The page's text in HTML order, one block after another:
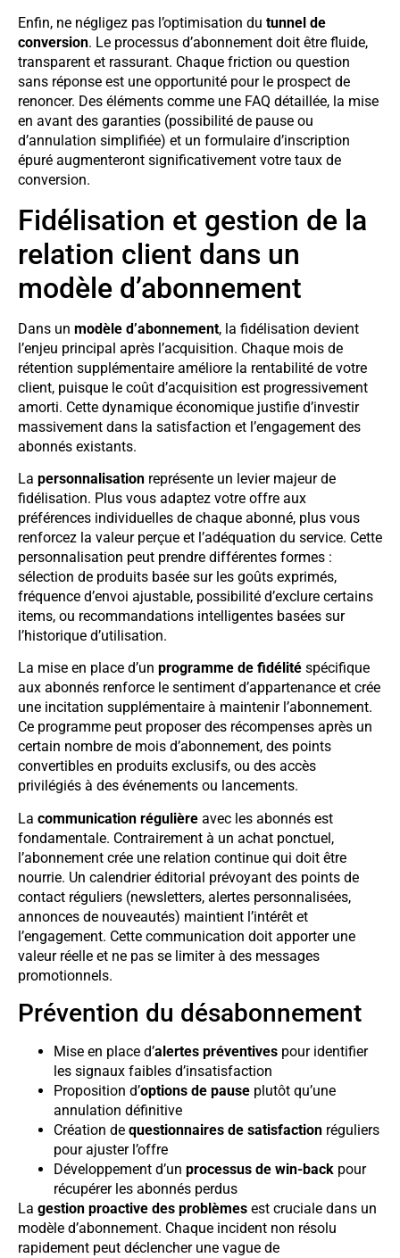
Enfin, ne négligez pas l’optimisation du tunnel de
conversion. Le processus d’abonnement doit être fluide,
transparent et rassurant. Chaque friction ou question
sans réponse est une opportunité pour le prospect de
renoncer. Des éléments comme une FAQ détaillée, la mise
en avant des garanties (possibilité de pause ou
d’annulation simplifiée) et un formulaire d’inscription
épuré augmenteront significativement votre taux de
conversion.
Fidélisation et gestion de la
relation client dans un
modèle d’abonnement
Dans un modèle d’abonnement, la fidélisation devient
l’enjeu principal après l’acquisition. Chaque mois de
rétention supplémentaire améliore la rentabilité de votre
client, puisque le coût d’acquisition est progressivement
amorti. Cette dynamique économique justifie d’investir
massivement dans la satisfaction et l’engagement des
abonnés existants.
La personnalisation représente un levier majeur de
fidélisation. Plus vous adaptez votre offre aux
préférences individuelles de chaque abonné, plus vous
renforcez la valeur perçue et l’adéquation du service. Cette
personnalisation peut prendre différentes formes :
sélection de produits basée sur les goûts exprimés,
fréquence d’envoi ajustable, possibilité d’exclure certains
items, ou recommandations intelligentes basées sur
l’historique d’utilisation.
La mise en place d’un programme de fidélité spécifique
aux abonnés renforce le sentiment d’appartenance et crée
une incitation supplémentaire à maintenir l’abonnement.
Ce programme peut proposer des récompenses après un
certain nombre de mois d’abonnement, des points
convertibles en produits exclusifs, ou des accès
privilégiés à des événements ou lancements.
La communication régulière avec les abonnés est
fondamentale. Contrairement à un achat ponctuel,
l’abonnement crée une relation continue qui doit être
nourrie. Un calendrier éditorial prévoyant des points de
contact réguliers (newsletters, alertes personnalisées,
annonces de nouveautés) maintient l’intérêt et
l’engagement. Cette communication doit apporter une
valeur réelle et ne pas se limiter à des messages
promotionnels.
Prévention du désabonnement
Mise en place d’alertes préventives pour identifier
les signaux faibles d’insatisfaction
Proposition d’options de pause plutôt qu’une
annulation définitive
Création de questionnaires de satisfaction réguliers
pour ajuster l’offre
Développement d’un processus de win-back pour
récupérer les abonnés perdus
La gestion proactive des problèmes est cruciale dans un
modèle d’abonnement. Chaque incident non résolu
rapidement peut déclencher une vague de